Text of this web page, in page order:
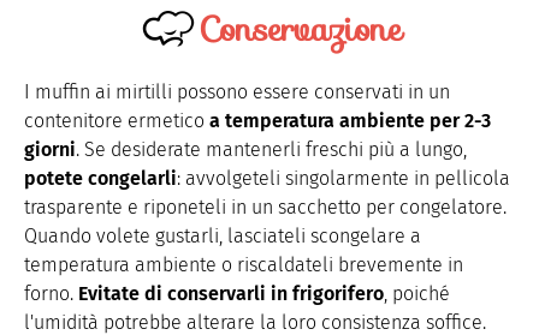
Conservazione
I muffin ai mirtilli possono essere conservati in un
contenitore ermetico a temperatura ambiente per 2-3
giorni. Se desiderate mantenerli freschi più a lungo,
potete congelarli: avvolgeteli singolarmente in pellicola
trasparente e riponeteli in un sacchetto per congelatore.
Quando volete gustarli, lasciateli scongelare a
temperatura ambiente o riscaldateli brevemente in
forno. Evitate di conservarli in frigorifero, poiché
l'umidità potrebbe alterare la loro consistenza soffice.